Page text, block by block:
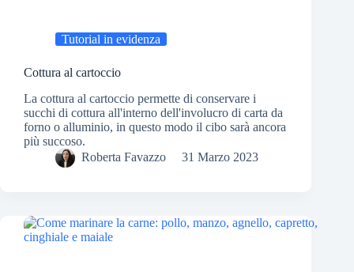
Tutorial in evidenza
Cottura al cartoccio
La cottura al cartoccio permette di conservare i
succhi di cottura all'interno dell'involucro di carta da
forno o alluminio, in questo modo il cibo sarà ancora
più succoso.
Roberta Favazzo
31 Marzo 2023